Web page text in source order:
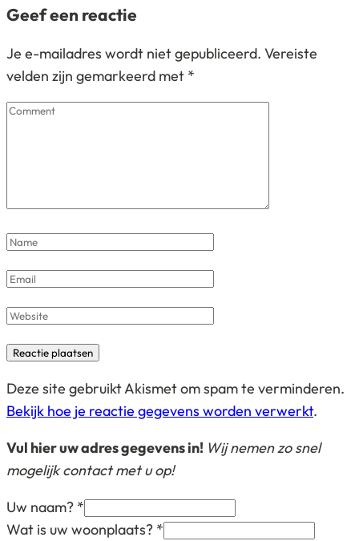
Geef een reactie
Je e-mailadres wordt niet gepubliceerd. Vereiste
velden zijn gemarkeerd met *
Comment
Name*
Email*
Website
Deze site gebruikt Akismet om spam te verminderen.
Bekijk hoe je reactie gegevens worden verwerkt.
Vul hier uw adres gegevens in! Wij nemen zo snel
mogelijk contact met u op!
Uw naam? *
Wat is uw woonplaats? *